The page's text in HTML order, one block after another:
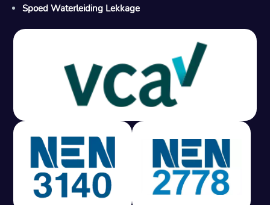
M
Gratis offerte in 24 uur
Geen lekkage? Geen betaling.
Vast tarief van € 395,- exc btw.
Rapport binnen 3 werkdagen.
100% RIsicovrij.
Vaak vergoed door verzekeraar.
Spoed Waterleiding Lekkage